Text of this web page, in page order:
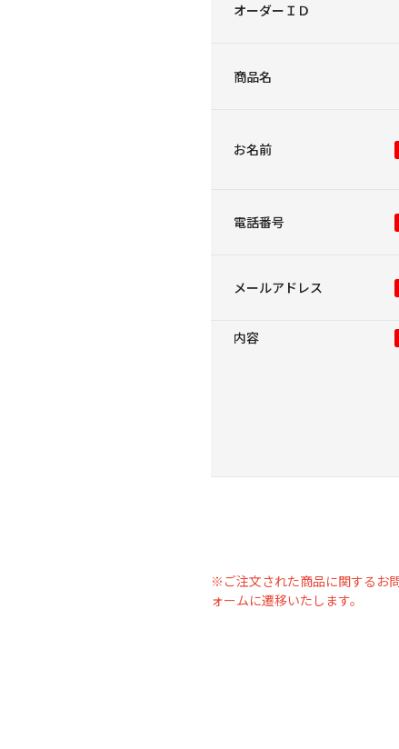
オーダーＩＤ
商品名
お名前
電話番号
メールアドレス
内容
※ご注文された商品に関するお
ォームに遷移いたします。